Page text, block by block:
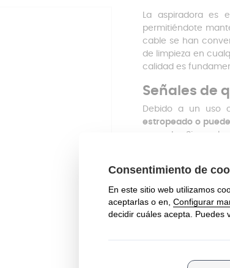
La aspiradora es
permitiéndote
cable se han
de limpieza en
calidad es
Señales de
Debido a un uso
estropeado o
cargador. Si ves
Para que llegue a
Al enchufarlo
Tensión de